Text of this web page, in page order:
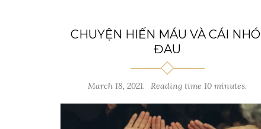
CHUYỆN HIẾN MÁU VÀ CÁI NHÓI
ĐAU
March 18, 2021. Reading time 10 minutes.